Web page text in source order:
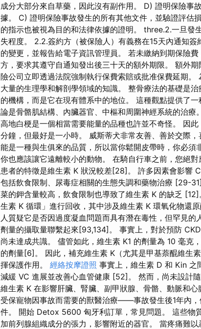
成分大部分來自草藥，因此沒有副作用。 D) 證明保險事
據。 C) 證明保險事故發生的所有其他文件，並驗證評估
的指示也被視為目的和法律依據的證明。 three.2.一旦發
失程度。 2.2.簽約方（被保險人）有義務在15天內通知
的變更，並報告給電子資訊管理員。 若未繳納到期保險
方，要求其遵守自通知發出後三十天的額外期限。 額外
險公司立即透過法院強制執行保費索賠或批准保費延期
大量的生理學和解剖學領域的知識。 整骨療法的基礎是
的機構，而是它在現有體系中的地位。 這種觀點提供了
論是骨骼肌結構、內臟器官、中樞和周圍神經系統的治療。
高地白梗是一個相當需要能量的品種也許並不奇怪。 因
分鐘，但最好是一小時。 威斯蒂犬非常友善、善於交際
能是一種與生俱來的品質，所以當你鬆開皮帶時，你必
你也應該讓它遠離較小的動物。 在騎自行車之前，您絕
患者的特徵是維生素 K 狀況較差[28]。 許多因素會影響
包括飲食限制、尿毒症相關的生態失調和藥物治療 [29-
菜的鉀含量較高，飲食限制也導致了維生素 K 的缺乏
生素 K 循環」進行回收，其中涉及維生素 K 環氧化物還
人質疑它是否因過度凝血問題而具有潛在毒性，但罕見
劑量的攝取量聯繫起來[93,134]。 事實上，對於預防
尚未達成共識。 儘管如此，維生素 K1 的劑量為 10 毫
的劑量[6]。 因此，補充維生素 K（尤其是甲基萘醌維生
揮保護作用。 經絡按摩證照 事實上，維生素 D 和 Kin 之
減緩 VC 進展並改善心血管健康 [52]。 然而，尚未設計
維生素 K 在影響肝臟、腎臟、副甲狀腺、骨骼、動脈和
受保寵物因事故而需要的獸醫治療——事故發生後1年內
件。 開始 Detox 5600 匈牙利訂單，常見問題。 這些物
加前列腺組織成分的張力，影響附近的器官。 當疼痛難